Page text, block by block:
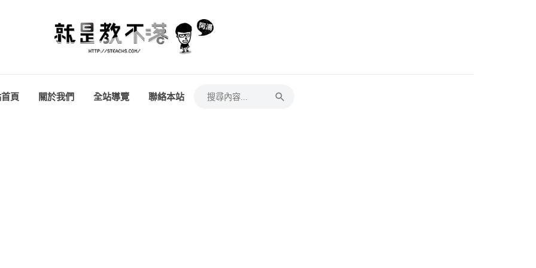
頁 關於我們 全站導覽 聯絡本站